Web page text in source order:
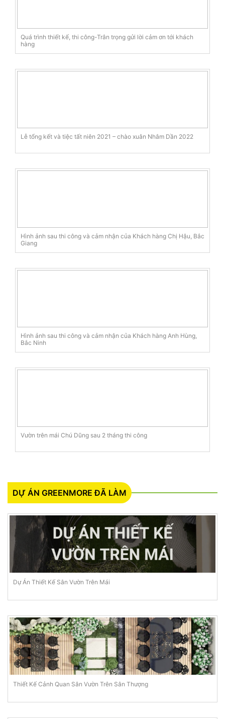
Quá trình thiết kế, thi công-Trân trọng gửi lời cảm ơn tới khách
hàng
Lễ tổng kết và tiệc tất niên 2021 – chào xuân Nhâm Dần 2022
Hình ảnh sau thi công và cảm nhận của Khách hàng Chị Hậu, Bắc
Giang
Hình ảnh sau thi công và cảm nhận của Khách hàng Anh Hùng,
Bắc Ninh
Vườn trên mái Chú Dũng sau 2 tháng thi công
DỰ ÁN GREENMORE ĐÃ LÀM
Dự Án Thiết Kế Sân Vườn Trên Mái
Thiết Kế Cảnh Quan Sân Vườn Trên Sân Thượng